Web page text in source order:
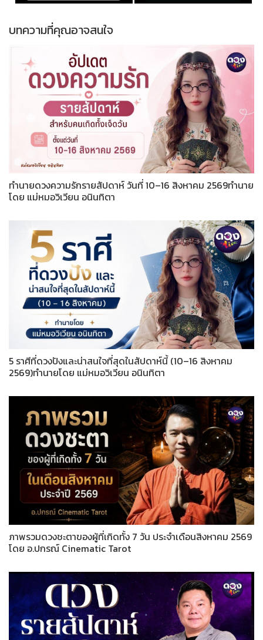
บทความที่คุณอาจสนใจ
ทำนายดวงความรักรายสัปดาห์ วันที่ 10–16 สิงหาคม 2569ทำนาย
โดย แม่หมอวิเวียน อนินทิตา
5 ราศีที่ดวงปังและน่าสนใจที่สุดในสัปดาห์นี้ (10–16 สิงหาคม
2569)ทำนายโดย แม่หมอวิเวียน อนินทิตา
ภาพรวมดวงชะตาของผู้ที่เกิดทั้ง 7 วัน ประจำเดือนสิงหาคม 2569
โดย อ.ปกรณ์ Cinematic Tarot